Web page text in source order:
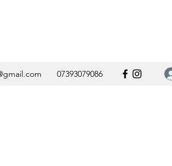
07393079086